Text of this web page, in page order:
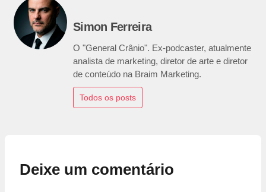
Simon Ferreira
O "General Crânio". Ex-podcaster, atualmente
analista de marketing, diretor de arte e diretor
de conteúdo na Braim Marketing.
Todos os posts
Deixe um comentário